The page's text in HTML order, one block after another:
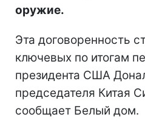
оружие.
Эта договоренность
ключевых по итогам
президента США
председателя Китая
сообщает Белый дом.